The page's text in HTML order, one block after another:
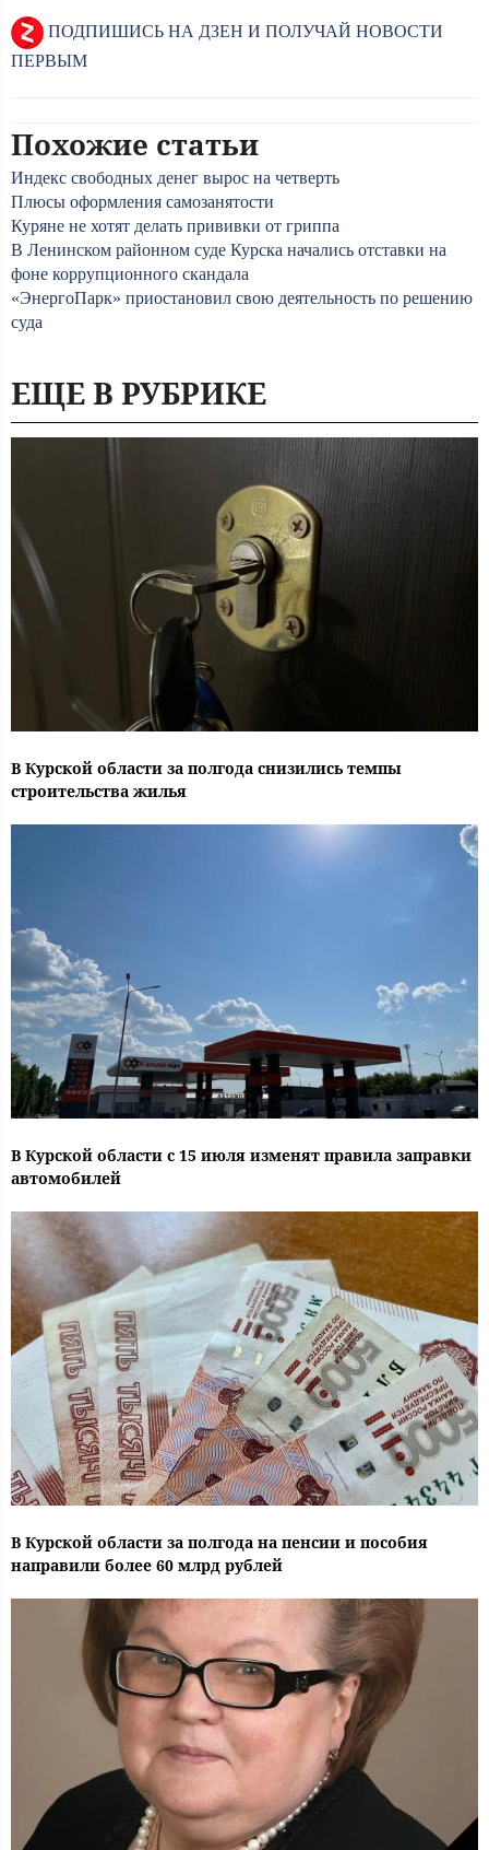
ПОДПИШИСЬ НА ДЗЕН И ПОЛУЧАЙ НОВОСТИ
ПЕРВЫМ
Похожие статьи
Индекс свободных денег вырос на четверть
Плюсы оформления самозанятости
Куряне не хотят делать прививки от гриппа
В Ленинском районном суде Курска начались отставки на
фоне коррупционного скандала
«ЭнергоПарк» приостановил свою деятельность по решению
суда
ЕЩЕ В РУБРИКЕ
В Курской области за полгода снизились темпы
строительства жилья
В Курской области с 15 июля изменят правила заправки
автомобилей
В Курской области за полгода на пенсии и пособия
направили более 60 млрд рублей